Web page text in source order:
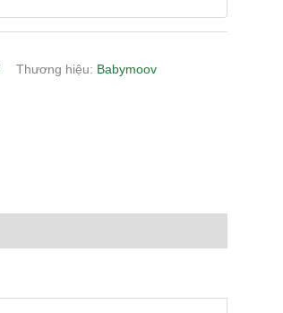
Thương hiệu: Babymoov